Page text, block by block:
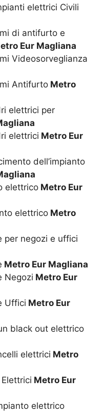
elettrici Civili
di antifurto e
Eur Magliana
Videosorveglianza
Antifurto Metro
elettrici per
elettrici Metro Eur
dell’impianto
elettrico Metro Eur
elettrico Metro
per negozi e uffici
Metro Eur Magliana
Negozi Metro Eur
Uffici Metro Eur
black out elettrico
elettrici Metro
Metro Eur
elettrico